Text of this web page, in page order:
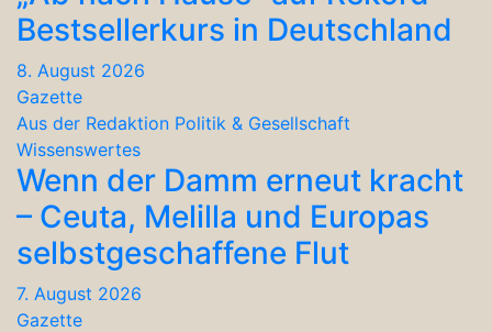
Bestsellerkurs in Deutschland
8. August 2026
Gazette
Aus der Redaktion Politik & Gesellschaft
Wissenswertes
Wenn der Damm erneut kracht
– Ceuta, Melilla und Europas
selbstgeschaffene Flut
7. August 2026
Gazette